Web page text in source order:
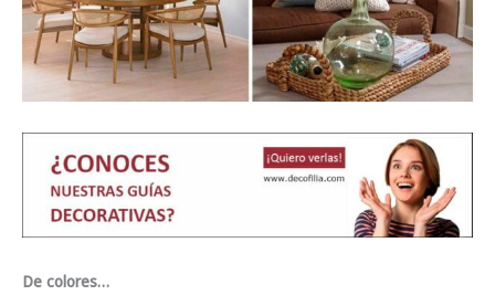
De colores…